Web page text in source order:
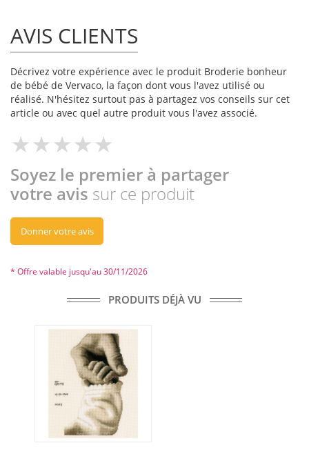
AVIS CLIENTS
Décrivez votre expérience avec le produit Broderie bonheur
de bébé de Vervaco, la façon dont vous l'avez utilisé ou
réalisé. N'hésitez surtout pas à partagez vos conseils sur cet
article ou avec quel autre produit vous l'avez associé.
Soyez le premier à partager
votre avis sur ce produit
Donner votre avis
* Offre valable jusqu'au 30/11/2026
PRODUITS DÉJÀ VU